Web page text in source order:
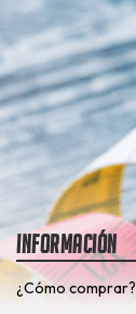
Información
¿Cómo comprar?